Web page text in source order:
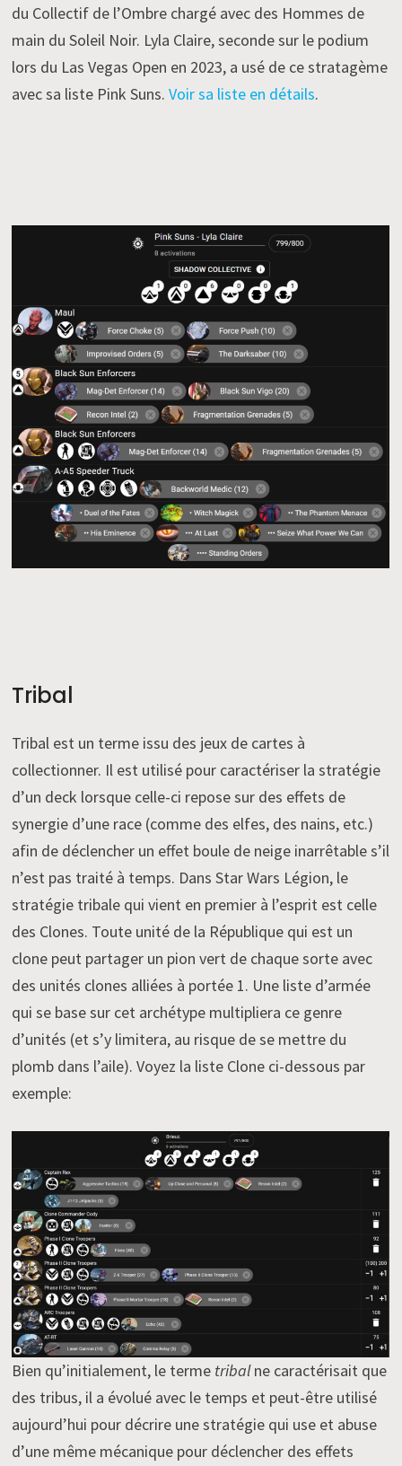
du Collectif de l’Ombre chargé avec des Hommes de
main du Soleil Noir. Lyla Claire, seconde sur le podium
lors du Las Vegas Open en 2023, a usé de ce stratagème
avec sa liste Pink Suns.Voir sa liste en détails.
Tribal
Tribal est un terme issu des jeux de cartes à
collectionner. Il est utilisé pour caractériser la stratégie
d’un deck lorsque celle-ci repose sur des effets de
synergie d’une race (comme des elfes, des nains, etc.)
afin de déclencher un effet boule de neige inarrêtable s’il
n’est pas traité à temps. Dans Star Wars Légion, le
stratégie tribale qui vient en premier à l’esprit est celle
des Clones. Toute unité de la République qui est un
clone peut partager un pion vert de chaque sorte avec
des unités clones alliées à portée 1. Une liste d’armée
qui se base sur cet archétype multipliera ce genre
d’unités (et s’y limitera, au risque de se mettre du
plomb dans l’aile). Voyez la liste Clone ci-dessous par
exemple:
Bien qu’initialement, le terme tribalne caractérisait que
des tribus, il a évolué avec le temps et peut-être utilisé
aujourd’hui pour décrire une stratégie qui use et abuse
d’une même mécanique pour déclencher des effets